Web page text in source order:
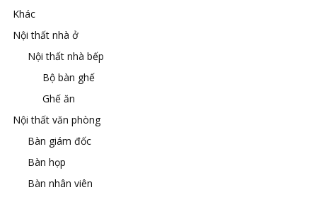
Khác
Nội thất nhà ở
Nội thất nhà bếp
Bộ bàn ghế
Ghế ăn
Nội thất văn phòng
Bàn giám đốc
Bàn họp
Bàn nhân viên